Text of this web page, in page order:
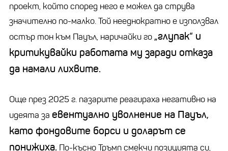
проект, който според него е можел да струва
значително по-малко. Той нееднократно е използвал
остър тон към Пауъл, наричайки го „глупак“ и
критикувайки работата му заради отказа
да намали лихвите.
Още през 2025 г. пазарите реагираха негативно на
идеята за евентуално уволнение на Пауъл,
като фондовите борси и доларът се
понижиха. По-късно Тръмп смекчи позицията си,